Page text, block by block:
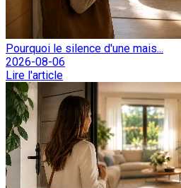
Pourquoi le silence d'une mais...
2026-08-06
Lire l'article